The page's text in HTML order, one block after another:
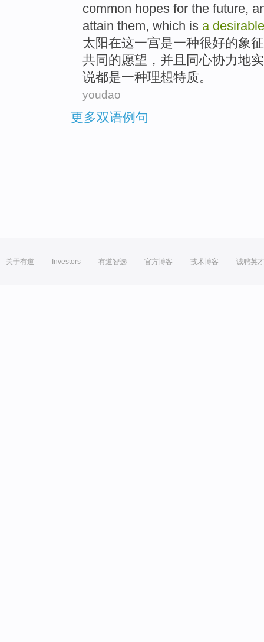
common hopes for the future,
attain them, which is a desirable
太阳在这一宫是一种很好的象征
共同 的愿望 ， 并且 同心协力地
说都是一种理想特质。
youdao
更多双语例句
关于有道 Investors 有道智选 官方博客 技术博客 诚聘英才